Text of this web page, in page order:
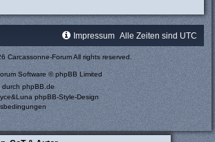
Alle Zeiten sind UTC
Impressum
Carcassonne-Forum All rights reserved.
Software © phpBB Limited
durch phpBB.de
phpBB-Style-Design